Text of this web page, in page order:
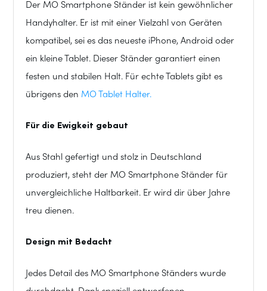
Der MO Smartphone Ständer ist kein gewöhnlicher
Handyhalter. Er ist mit einer Vielzahl von Geräten
kompatibel, sei es das neueste iPhone, Android oder
ein kleine Tablet. Dieser Ständer garantiert einen
festen und stabilen Halt. Für echte Tablets gibt es
übrigens den MO Tablet Halter.
Für die Ewigkeit gebaut
Aus Stahl gefertigt und stolz in Deutschland
produziert, steht der MO Smartphone Ständer für
unvergleichliche Haltbarkeit. Er wird dir über Jahre
treu dienen.
Design mit Bedacht
Jedes Detail des MO Smartphone Ständers wurde